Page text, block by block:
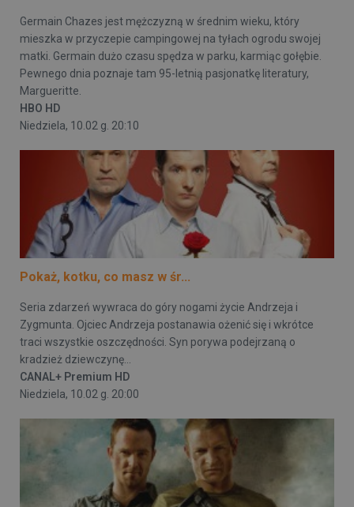
Germain Chazes jest mężczyzną w średnim wieku, który
mieszka w przyczepie campingowej na tyłach ogrodu swojej
matki. Germain dużo czasu spędza w parku, karmiąc gołębie.
Pewnego dnia poznaje tam 95-letnią pasjonatkę literatury,
Margueritte.
HBO HD
Niedziela, 10.02 g. 20:10
Pokaż, kotku, co masz w śr...
Seria zdarzeń wywraca do góry nogami życie Andrzeja i
Zygmunta. Ojciec Andrzeja postanawia ożenić się i wkrótce
traci wszystkie oszczędności. Syn porywa podejrzaną o
kradzież dziewczynę...
CANAL+ Premium HD
Niedziela, 10.02 g. 20:00